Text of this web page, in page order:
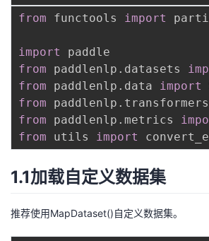
from functools import
import
from paddlenlp . datasets
from paddlenlp . data import
from paddlenlp . transformers
from paddlenlp . metrics
from utils import
1.1加载自定义数据集
推荐使用MapDataset()自定义数据集。